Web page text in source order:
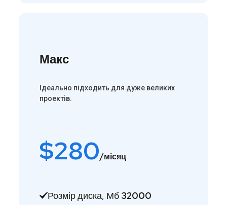
Макс
Ідеально підходить для дуже великих
проектів.
$280/місяц
Розмір диска, Мб 32000